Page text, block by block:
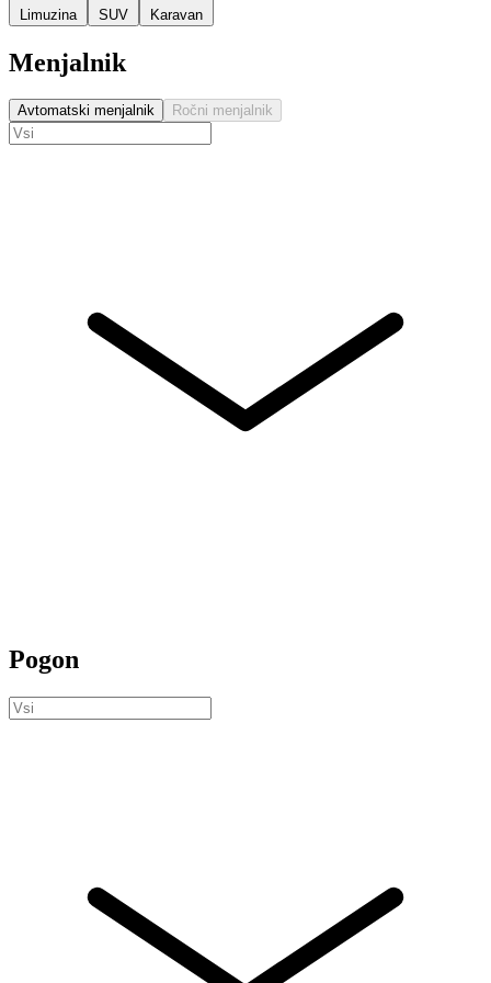
Limuzina SUV Karavan
Menjalnik
Avtomatski menjalnik Ročni menjalnik
Pogon